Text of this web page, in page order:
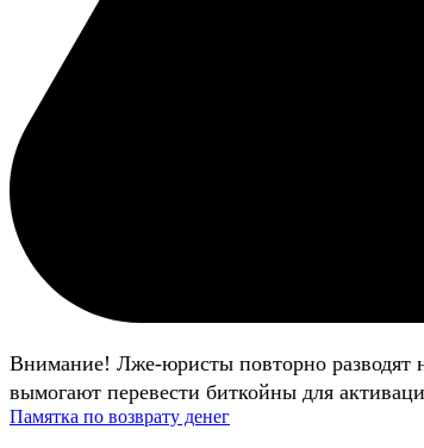
Внимание! Лже-юристы повторно
вымогают перевести биткойны для
Памятка по возврату денег